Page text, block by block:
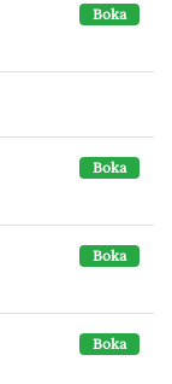
Boka
Boka
Boka
Boka